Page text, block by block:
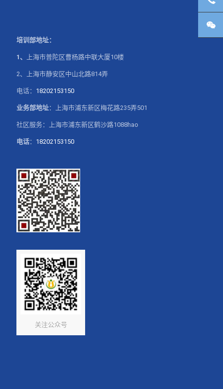
培训部地址：
1、 上海市普陀区曹杨路中联大厦10楼
2、上海市静安区中山北路814弄
电话： 18202153150
业务部地址：上海市浦东新区梅花路235弄501
社区服务：上海市浦东新区鹤沙路1088hao
电话： 18202153150
关注公众号
微